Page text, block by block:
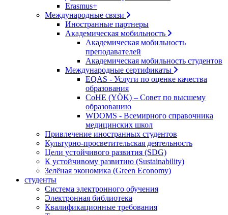
Erasmus+
Международные связи
Иностранные партнеры
Академическая мобильность
Академическая мобильность
преподавателей
Академическая мобильность студентов
Международные сертификаты
EQAS - Услуги по оценке качества
образования
CoHE (YÖK) – Совет по высшему
образованию
WDOMS - Всемирного справочника
медицинских школ
Привлечение иностранных студентов
Культурно-просветительская деятельность
Цели устойчивого развития (SDG)
К устойчивому развитию (Sustainability)
Зелёная экономика (Green Economy)
студенты
Система электронного обучения
Электронная библиотека
Квалификационные требования